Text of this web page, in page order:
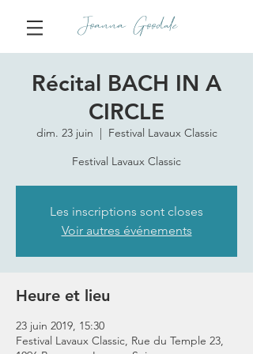
Joanna Goodale
Récital BACH IN A
CIRCLE
dim. 23 juin
  |
Festival Lavaux Classic
Festival Lavaux Classic
Les inscriptions sont closes
Voir autres événements
Heure et lieu
23 juin 2019, 15:30
Festival Lavaux Classic, Rue du Temple 23,